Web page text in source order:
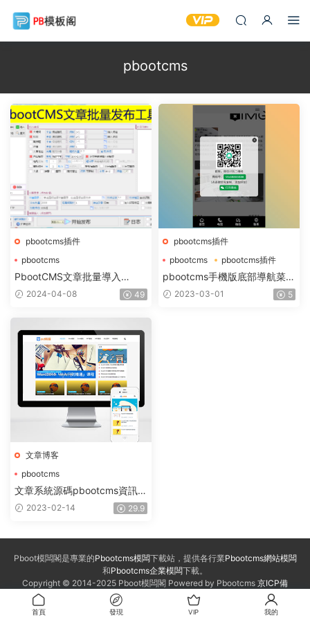
pbootcms
pbootcms插件
pbootcms
PbootCMS批量發布文章
PbootCMS批量添加文章
PbootCMS文章批量導入
pbootcms站群文章更新發布王
2024-04-08 49
pbootcms插件
pbootcms
pbootcms插件
pbootcms手機版底部導航菜單
插件(pbootcms插件)
2023-03-01 5
文章博客
pbootcms
pbootcms文章資訊模闆
pbootcms模闆
文章系統源碼pbootcms資訊類
網站模闆響應式網站源碼(自适
2023-02-14 29.9
Pboot模闆閣是專業的Pbootcms模闆下載站，提供各行業Pbootcms網站模闆
和Pbootcms企業模闆下載。
Copyright © 2014-2025 Pboot模闆閣 Powered by Pbootcms 京ICP備
首頁 發現 VIP 我的